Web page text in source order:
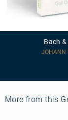
Bach
JOHANN
More from this